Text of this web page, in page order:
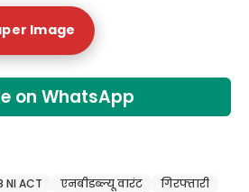
Image
on WhatsApp
NI ACT एनबीडब्ल्यू वारंट
गिरफ्तारी